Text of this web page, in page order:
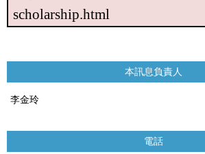
scholarship.html
本訊息負責人
李金玲
電話